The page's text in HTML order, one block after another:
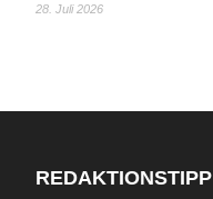
28. Juli 2026
REDAKTIONSTIPP